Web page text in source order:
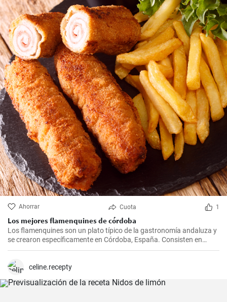
Ahorrar Cuota 1
Los mejores flamenquines de córdoba
Los flamenquines son un plato típico de la gastronomía andaluza y
se crearon específicamente en Córdoba, España. Consisten en
rollitos de jamón serrano y carne de cerdo empanados y fritos. Son
como tapas y son comúnmente acompañados con papas fritas y
celine.recepty